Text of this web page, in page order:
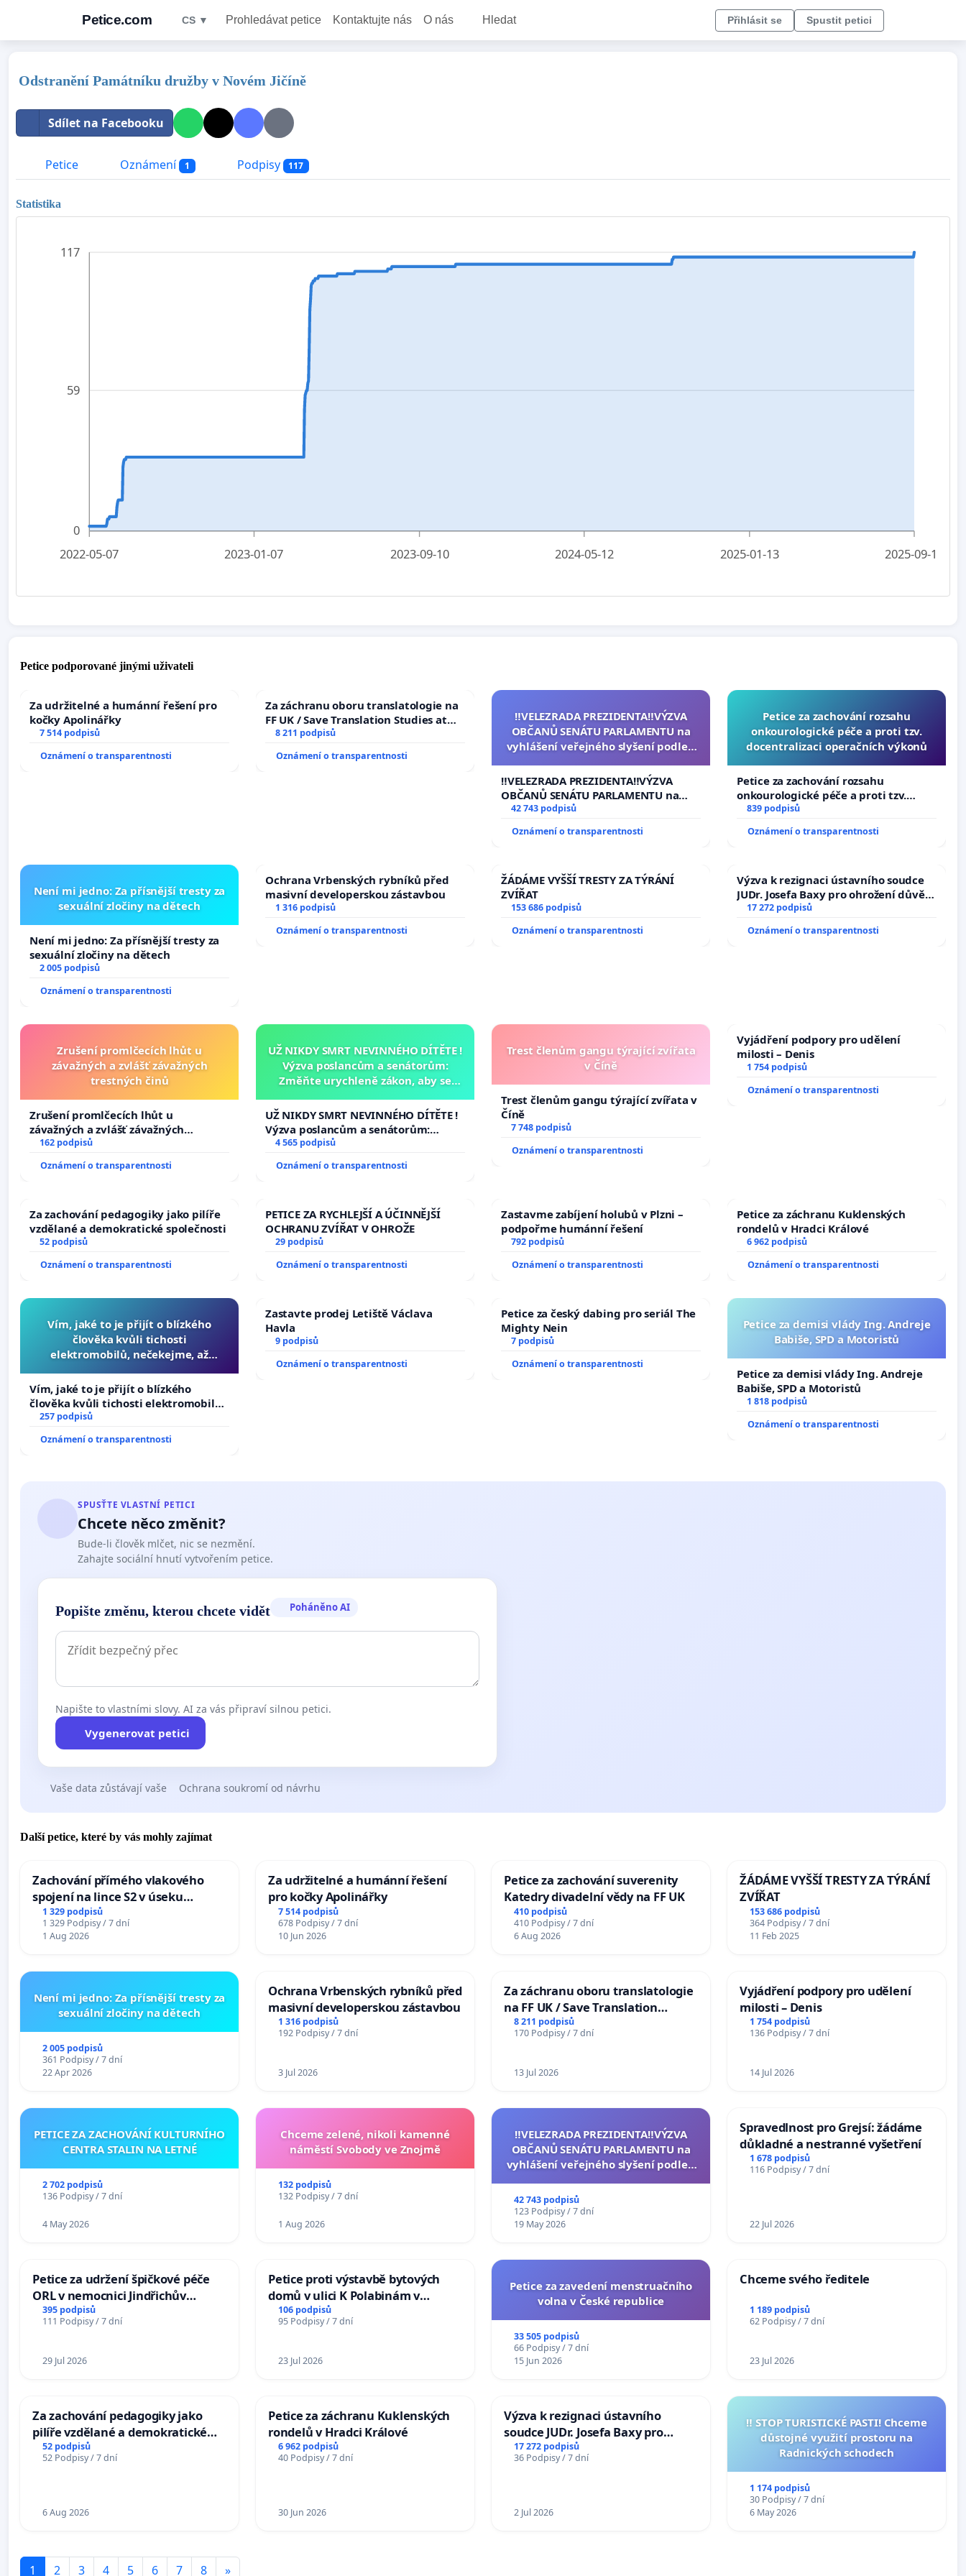
Petice.com CS ▼ Prohledávat petice Kontaktujte nás O nás Hledat Přihlásit se Spustit petici
Odstranění Památníku družby v Novém Jičíně
Sdílet na Facebooku
Petice Oznámení 1 Podpisy 117
Statistika
0
59
117
2022-05-07 2023-01-07 2023-09-10 2024-05-12 2025-01-13 2025-09-15
Petice podporované jinými uživateli
Za udržitelné a humánní řešení pro
kočky Apolinářky
7 514 podpisů
Oznámení o transparentnosti
Za záchranu oboru translatologie na
FF UK / Save Translation Studies at
the Faculty of Arts, Charles
University
8 211 podpisů
Oznámení o transparentnosti
‼️VELEZRADA PREZIDENTA‼️VÝZVA
OBČANŮ SENÁTU PARLAMENTU na
vyhlášení veřejného slyšení podle §
na přijetí usnesení k podání ústavní
žaloby na prezidenta republiky
‼️VELEZRADA PREZIDENTA‼️VÝZVA
OBČANŮ SENÁTU PARLAMENTU na
vyhlášení veřejného slyšení podle §
144 jednacího řádu Senátu k návrhu
na přijetí usnesení k podání ústavní
42 743 podpisů
Oznámení o transparentnosti
Petice za zachování rozsahu
onkourologické péče a proti tzv.
docentralizaci operačních výkonů
Petice za zachování rozsahu
onkourologické péče a proti tzv.
docentralizaci operačních výkonů
839 podpisů
Oznámení o transparentnosti
Není mi jedno: Za přísnější tresty za
sexuální zločiny na dětech
Není mi jedno: Za přísnější tresty za
sexuální zločiny na dětech
2 005 podpisů
Oznámení o transparentnosti
Ochrana Vrbenských rybníků před
masivní developerskou zástavbou
1 316 podpisů
Oznámení o transparentnosti
ŽÁDÁME VYŠŠÍ TRESTY ZA TÝRÁNÍ
ZVÍŘAT
153 686 podpisů
Oznámení o transparentnosti
Výzva k rezignaci ústavního soudce
JUDr. Josefa Baxy pro ohrožení důvěry
ve spravedlivý proces
17 272 podpisů
Oznámení o transparentnosti
Zrušení promlčecích lhůt u
závažných a zvlášť závažných
trestných činů
Zrušení promlčecích lhůt u
závažných a zvlášť závažných
trestných činů
162 podpisů
Oznámení o transparentnosti
UŽ NIKDY SMRT NEVINNÉHO DÍTĚTE !
Výzva poslancům a senátorům:
Změňte urychleně zákon, aby se
opakovat!
UŽ NIKDY SMRT NEVINNÉHO DÍTĚTE !
Výzva poslancům a senátorům:
Změňte urychleně zákon, aby se
tragédie malé Viktorky už nemohla
opakovat!
4 565 podpisů
Oznámení o transparentnosti
Trest členům gangu týrající zvířata
v Číně
Trest členům gangu týrající zvířata v
Číně
7 748 podpisů
Oznámení o transparentnosti
Vyjádření podpory pro udělení
milosti – Denis
1 754 podpisů
Oznámení o transparentnosti
Za zachování pedagogiky jako pilíře
vzdělané a demokratické společnosti
52 podpisů
Oznámení o transparentnosti
PETICE ZA RYCHLEJŠÍ A ÚČINNĚJŠÍ
OCHRANU ZVÍŘAT V OHROŽE
29 podpisů
Oznámení o transparentnosti
Zastavme zabíjení holubů v Plzni –
podpořme humánní řešení
792 podpisů
Oznámení o transparentnosti
Petice za záchranu Kuklenských
rondelů v Hradci Králové
6 962 podpisů
Oznámení o transparentnosti
Vím, jaké to je přijít o blízkého
člověka kvůli tichosti
elektromobilů, nečekejme, až
auta!
Vím, jaké to je přijít o blízkého
člověka kvůli tichosti elektromobilů,
nečekejme, až přibydou další,
zaveďme slyšitelná auta!
257 podpisů
Oznámení o transparentnosti
Zastavte prodej Letiště Václava
Havla
9 podpisů
Oznámení o transparentnosti
Petice za český dabing pro seriál The
Mighty Nein
7 podpisů
Oznámení o transparentnosti
Petice za demisi vlády Ing. Andreje
Babiše, SPD a Motoristů
Petice za demisi vlády Ing. Andreje
Babiše, SPD a Motoristů
1 818 podpisů
Oznámení o transparentnosti
SPUSŤTE VLASTNÍ PETICI
Chcete něco změnit?
Bude-li člověk mlčet, nic se nezmění.
Zahajte sociální hnutí vytvořením petice.
Popište změnu, kterou chcete vidět Poháněno AI
Napište to vlastními slovy. AI za vás připraví silnou petici.
Vygenerovat petici
Vaše data zůstávají vaše Ochrana soukromí od návrhu
Další petice, které by vás mohly zajímat
Zachování přímého vlakového
spojení na lince S2 v úseku
Ostrava – Bohumín – Karviná –
Mosty u Jablunkova
1 329 podpisů
1 329 Podpisy / 7 dní
1 Aug 2026
Za udržitelné a humánní řešení
pro kočky Apolinářky
7 514 podpisů
678 Podpisy / 7 dní
10 Jun 2026
Petice za zachování suverenity
Katedry divadelní vědy na FF UK
410 podpisů
410 Podpisy / 7 dní
6 Aug 2026
ŽÁDÁME VYŠŠÍ TRESTY ZA TÝRÁNÍ
ZVÍŘAT
153 686 podpisů
364 Podpisy / 7 dní
11 Feb 2025
Není mi jedno: Za přísnější tresty za
sexuální zločiny na dětech
2 005 podpisů
361 Podpisy / 7 dní
22 Apr 2026
Ochrana Vrbenských rybníků před
masivní developerskou zástavbou
1 316 podpisů
192 Podpisy / 7 dní
3 Jul 2026
Za záchranu oboru translatologie
na FF UK / Save Translation
Studies at the Faculty of Arts,
Charles University
8 211 podpisů
170 Podpisy / 7 dní
13 Jul 2026
Vyjádření podpory pro udělení
milosti – Denis
1 754 podpisů
136 Podpisy / 7 dní
14 Jul 2026
PETICE ZA ZACHOVÁNÍ KULTURNÍHO
CENTRA STALIN NA LETNÉ
2 702 podpisů
136 Podpisy / 7 dní
4 May 2026
Chceme zelené, nikoli kamenné
náměstí Svobody ve Znojmě
132 podpisů
132 Podpisy / 7 dní
1 Aug 2026
‼️VELEZRADA PREZIDENTA‼️VÝZVA
OBČANŮ SENÁTU PARLAMENTU na
vyhlášení veřejného slyšení podle §
na přijetí usnesení k podání ústavní
žaloby na prezidenta republiky
42 743 podpisů
123 Podpisy / 7 dní
19 May 2026
Spravedlnost pro Grejsí: žádáme
důkladné a nestranné vyšetření
1 678 podpisů
116 Podpisy / 7 dní
22 Jul 2026
Petice za udržení špičkové péče
ORL v nemocnici Jindřichův
Hradec
395 podpisů
111 Podpisy / 7 dní
29 Jul 2026
Petice proti výstavbě bytových
domů v ulici K Polabinám v
Pardubicích
106 podpisů
95 Podpisy / 7 dní
23 Jul 2026
Petice za zavedení menstruačního
volna v České republice
33 505 podpisů
66 Podpisy / 7 dní
15 Jun 2026
Chceme svého ředitele
1 189 podpisů
62 Podpisy / 7 dní
23 Jul 2026
Za zachování pedagogiky jako
pilíře vzdělané a demokratické
společnosti
52 podpisů
52 Podpisy / 7 dní
6 Aug 2026
Petice za záchranu Kuklenských
rondelů v Hradci Králové
6 962 podpisů
40 Podpisy / 7 dní
30 Jun 2026
Výzva k rezignaci ústavního
soudce JUDr. Josefa Baxy pro
ohrožení důvěry ve spravedlivý
proces
17 272 podpisů
36 Podpisy / 7 dní
2 Jul 2026
‼️ STOP TURISTICKÉ PASTI! Chceme
důstojné využití prostoru na
Radnických schodech
1 174 podpisů
30 Podpisy / 7 dní
6 May 2026
1 2 3 4 5 6 7 8 »